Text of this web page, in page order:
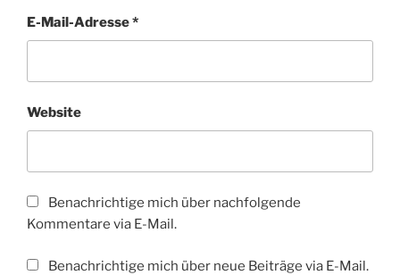
E-Mail-Adresse*
Website
Benachrichtige mich über nachfolgende
Kommentare via E-Mail.
Benachrichtige mich über neue Beiträge via E-Mail.